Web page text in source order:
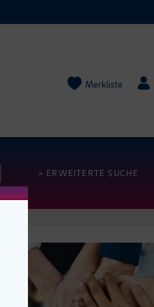
Merkliste
> ERWEITERTE SUCHE